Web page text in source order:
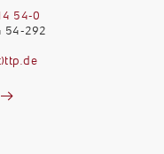
54-0
54-292